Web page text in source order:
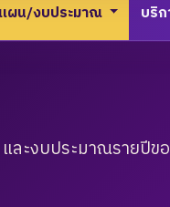
แผน/งบประมาณ บริก
และงบประมาณรายปี